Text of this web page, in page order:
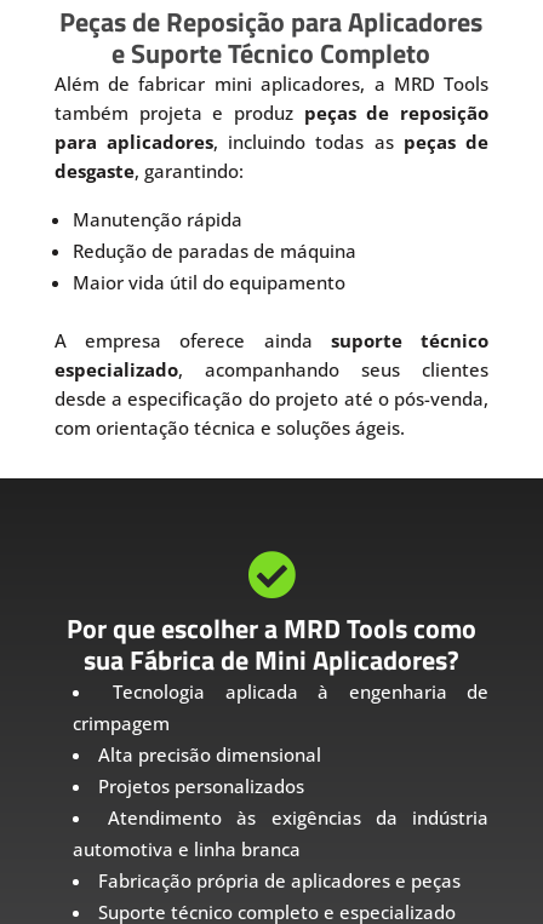
Peças de Reposição para Aplicadores
e Suporte Técnico Completo
Além de fabricar mini aplicadores, a MRD Tools
também projeta e produz peças de reposição
para aplicadores, incluindo todas as peças de
desgaste, garantindo:
Manutenção rápida
Redução de paradas de máquina
Maior vida útil do equipamento
A empresa oferece ainda suporte técnico
especializado, acompanhando seus clientes
desde a especificação do projeto até o pós-venda,
com orientação técnica e soluções ágeis.

Por que escolher a MRD Tools como
sua Fábrica de Mini Aplicadores?
Tecnologia aplicada à engenharia de
crimpagem
Alta precisão dimensional
Projetos personalizados
Atendimento às exigências da indústria
automotiva e linha branca
Fabricação própria de aplicadores e peças
Suporte técnico completo e especializado